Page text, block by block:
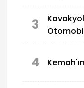
3
Otomobil
4